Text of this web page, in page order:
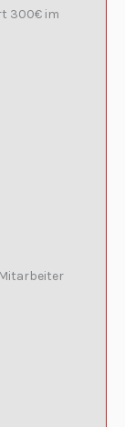
300€ im